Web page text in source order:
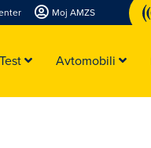
Moj AMZS
Test Avtomobili